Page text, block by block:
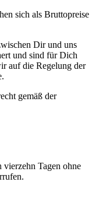
sich als Bruttopreise
Dir und uns
und sind für Dich
auf die Regelung der
gemäß der
vierzehn Tagen ohne